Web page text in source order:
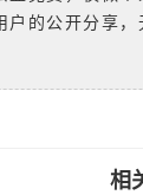
的公开分享
相